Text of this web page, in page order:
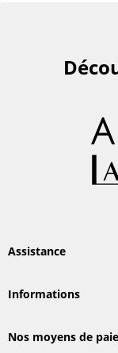
Assistance
Informations
Nos moyens de